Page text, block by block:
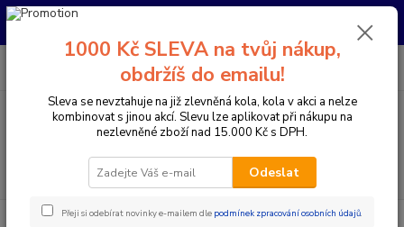
Pro nachystání kola / doplňků na prodejně si prosím zavolejte dopředu.
Menu
CZK
PO-PÁ 10:00-17:00 | SO: 9:00-12:00
Komponenty na kolo Sedlovky Teleskopické sedlovky
KS
1000 Kč SLEVA na tvůj nákup,
obdržíš do emailu!
Sleva se nevztahuje na již zlevněná kola, kola v akci a nelze
kombinovat s jinou akcí. Slevu lze aplikovat při nákupu na
nezlevněné zboží nad 15.000 Kč s DPH.
Odeslat
Přeji si odebírat novinky e-mailem dle podmínek zpracování osobních údajů.